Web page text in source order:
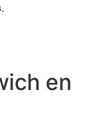
.
en